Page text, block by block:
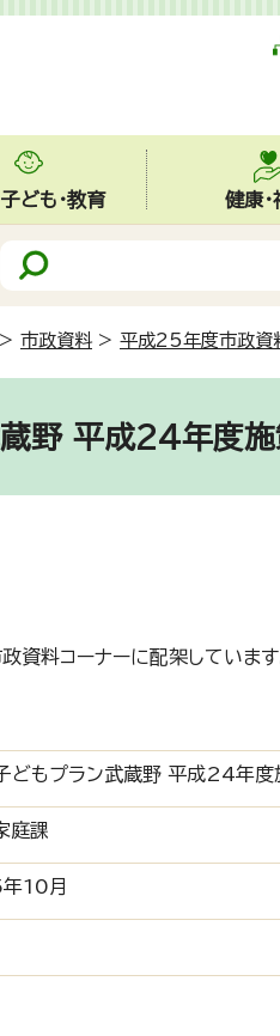
子ども・教育 健康
> 市政資料 > 平成25年度市政資
蔵野 平成24年度
資料コーナーに配架しています
どもプラン武蔵野 平成24年
庭課
10月